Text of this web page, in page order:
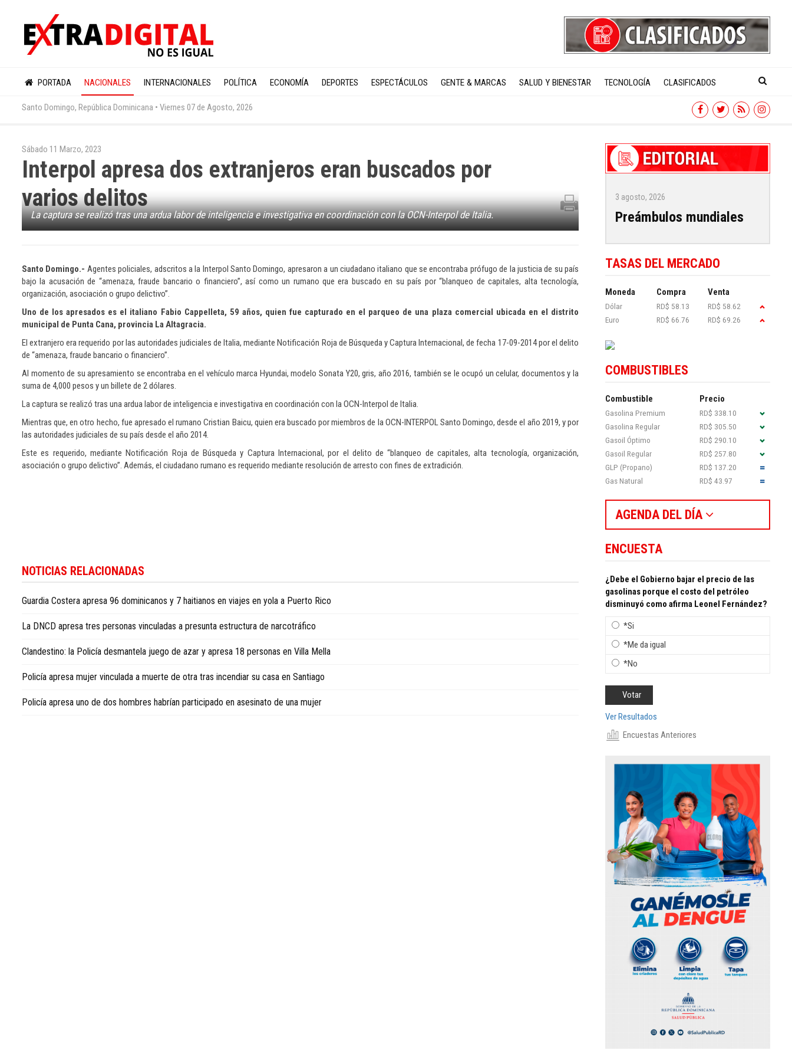
PORTADA NACIONALES INTERNACIONALES POLÍTICA ECONOMÍA DEPORTES ESPECTÁCULOS GENTE & MARCAS SALUD Y BIENESTAR TECNOLOGÍA CLASIFICADOS
Santo Domingo, República Dominicana • Viernes 07 de Agosto, 2026
Sábado 11 Marzo, 2023
Interpol apresa dos extranjeros eran buscados por
varios delitos
La captura se realizó tras una ardua labor de inteligencia e investigativa en coordinación con la OCN-Interpol de Italia.
Santo Domingo.- Agentes policiales, adscritos a la Interpol Santo Domingo, apresaron a un ciudadano italiano que se encontraba prófugo de la justicia de su país
bajo la acusación de “amenaza, fraude bancario o financiero”, así como un rumano que era buscado en su país por “blanqueo de capitales, alta tecnología,
organización, asociación o grupo delictivo”.
Uno de los apresados es el italiano Fabio Cappelleta, 59 años, quien fue capturado en el parqueo de una plaza comercial ubicada en el distrito
municipal de Punta Cana, provincia La Altagracia.
El extranjero era requerido por las autoridades judiciales de Italia, mediante Notificación Roja de Búsqueda y Captura Internacional, de fecha 17-09-2014 por el delito
de “amenaza, fraude bancario o financiero”.
Al momento de su apresamiento se encontraba en el vehículo marca Hyundai, modelo Sonata Y20, gris, año 2016, también se le ocupó un celular, documentos y la
suma de 4,000 pesos y un billete de 2 dólares.
La captura se realizó tras una ardua labor de inteligencia e investigativa en coordinación con la OCN-Interpol de Italia.
Mientras que, en otro hecho, fue apresado el rumano Cristian Baicu, quien era buscado por miembros de la OCN-INTERPOL Santo Domingo, desde el año 2019, y por
las autoridades judiciales de su país desde el año 2014.
Este es requerido, mediante Notificación Roja de Búsqueda y Captura Internacional, por el delito de “blanqueo de capitales, alta tecnología, organización,
asociación o grupo delictivo”. Además, el ciudadano rumano es requerido mediante resolución de arresto con fines de extradición.
conocer
sobre
República
visite
Republic
in
NOTICIAS RELACIONADAS
Guardia Costera apresa 96 dominicanos y 7 haitianos en viajes en yola a Puerto Rico
La DNCD apresa tres personas vinculadas a presunta estructura de narcotráfico
Clandestino: la Policía desmantela juego de azar y apresa 18 personas en Villa Mella
Policía apresa mujer vinculada a muerte de otra tras incendiar su casa en Santiago
Policía apresa uno de dos hombres habrían participado en asesinato de una mujer
3 agosto, 2026
Preámbulos mundiales
TASAS DEL MERCADO
Moneda Compra Venta
Dólar RD$ 58.13
RD$ 58.62
Euro
RD$ 66.76 RD$ 69.26
COMBUSTIBLES
Combustible Precio
Gasolina Premium
RD$ 338.10
Gasolina Regular
RD$ 305.50
Gasoil Óptimo
RD$ 290.10
Gasoil Regular
RD$ 257.80
GLP (Propano)
RD$ 137.20
Gas Natural
RD$ 43.97
AGENDA DEL DÍA
ENCUESTA
¿Debe el Gobierno bajar el precio de las
gasolinas porque el costo del petróleo
disminuyó como afirma Leonel Fernández?
*Si
*Me da igual
*No
Ver Resultados
Encuestas Anteriores